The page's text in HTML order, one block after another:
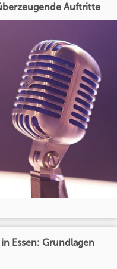
Auftritte
Essen: Grundlagen